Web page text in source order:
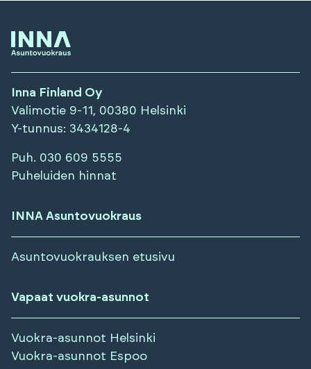
Inna Finland Oy
Valimotie 9-11, 00380 Helsinki
Y-tunnus: 3434128-4
Puh. 030 609 5555
Puheluiden hinnat
INNA Asuntovuokraus
Asuntovuokrauksen etusivu
Vapaat vuokra-asunnot
Vuokra-asunnot Helsinki
Vuokra-asunnot Espoo